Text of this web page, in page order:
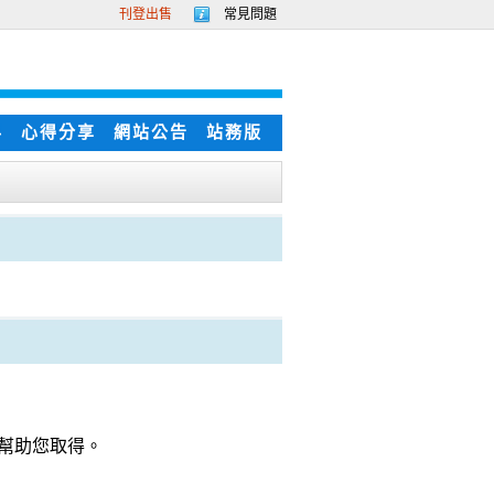
刊登出售 常見問題
心得分享 網站公告 站務版
助您取得。